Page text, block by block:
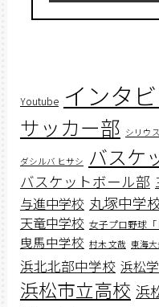
Youtube インタ
サッカー部 シリウ
ダシルバ ヒサシ バスケ
バスケットボール部
与進中学校 丸塚中学
天竜中学校 女子プロ野球「
曳馬中学校 村木 文哉 東海
浜北北部中学校 浜松
浜松市立高校 浜